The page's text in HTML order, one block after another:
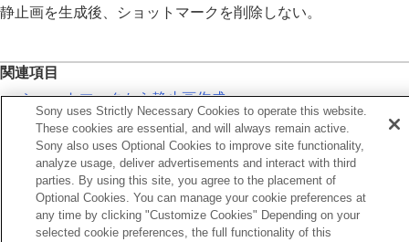
ショットマークから静止画作成
メモリーカード間で画像をコピーする（コピー）
画像を削除する
テレビと接続して画像を見る
カメラの設定を変更する
スマートフォンでできること
パソコンでできること
クラウドサービスを利用する
静止画を生成後、ショットマークを削除しない。
関連項目
ショットマークから静止画作成
ットマークから静止画作成
HEIF切換（動画から静止画作成/ショットマークから静
Sony uses Strictly Necessary Cookies to operate this website.
These cookies are essential, and will always remain active.
Sony also uses Optional Cookies to improve site functionality,
analyze usage, deliver advertisements and interact with third
parties. By using this site, you agree to the placement of
Optional Cookies. You can manage your cookie preferences at
any time by clicking "Customize Cookies" Depending on your
selected cookie preferences, the full functionality of this